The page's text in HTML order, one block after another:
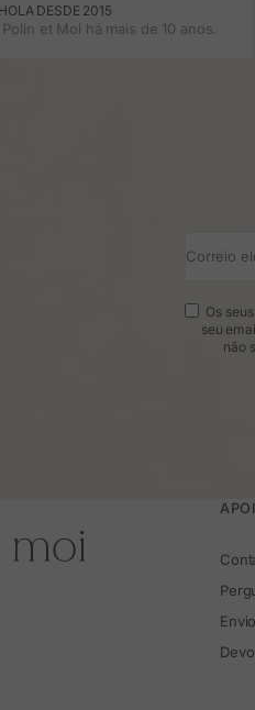
DESDE 2015
et Moi há mais de 10 anos.
Correio
Os
seu
não